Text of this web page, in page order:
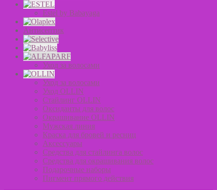
Estel by Babayaga
Антисептик
Уход за волосами
Уход за волосами
Уход OLLIN
Стайлинг OLLIN
Оксиданты для волос
Окрашивание OLLIN
Мужская линия
Краска для бровей и ресниц
Аксессуары
Средства для стайлинга волос
Средства для окрашивания волос
Подарочные наборы
Пигмент прямого действия